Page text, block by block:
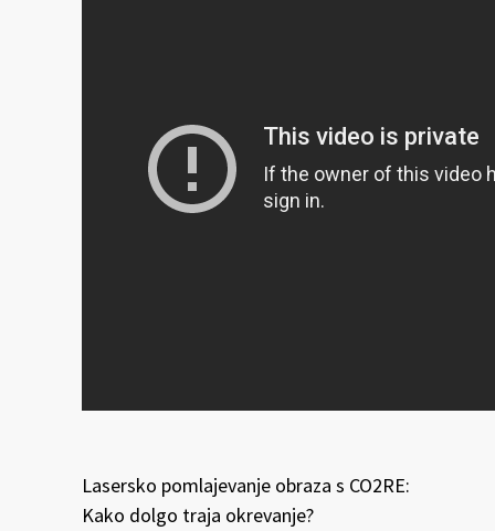
Lasersko pomlajevanje obraza s CO2RE:
Kako dolgo traja okrevanje?